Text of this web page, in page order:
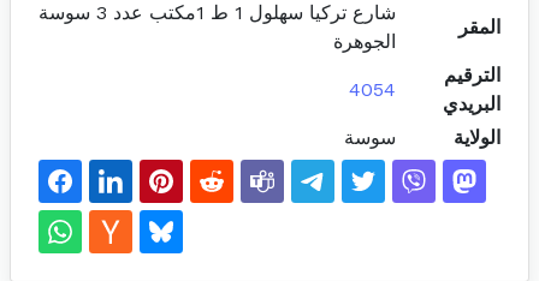
المقر
شارع تركيا سهلول 1 ط 1مكتب عدد 3 سوسة
الجوهرة
الترقيم
البريدي
4054
الولاية سوسة